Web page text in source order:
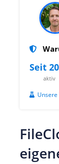
Seit
aktiv